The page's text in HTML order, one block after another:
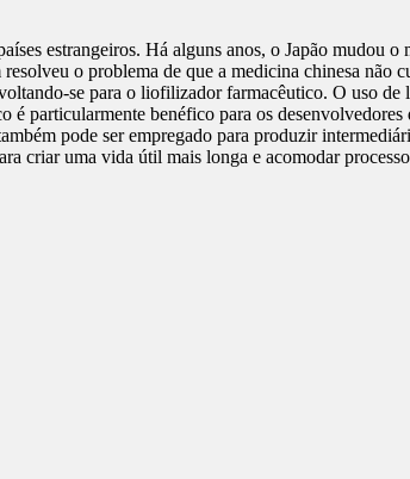
estrangeiros. Há alguns anos, o Japão mudou o
o problema de que a medicina chinesa não
se para o liofilizador farmacêutico. O uso
particularmente benéfico para os desenvolvedores
pode ser empregado para produzir
criar uma vida útil mais longa e acomodar